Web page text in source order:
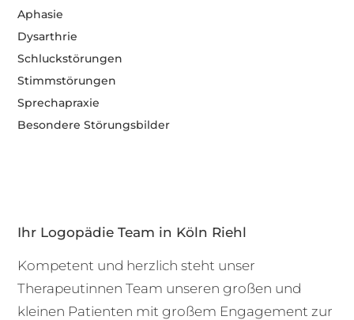
Aphasie
Dysarthrie
Schluckstörungen
Stimmstörungen
Sprechapraxie
Besondere Störungsbilder
Ihr Logopädie Team in Köln Riehl
Kompetent und herzlich steht unser
Therapeutinnen Team unseren großen und
kleinen Patienten mit großem Engagement zur